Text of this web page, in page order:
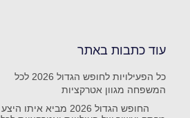
עוד כתבות באתר
כל הפעילויות לחופש הגדול 2026 לכל
המשפחה מגוון אטרקציות
החופש הגדול 2026 מביא איתו היצע